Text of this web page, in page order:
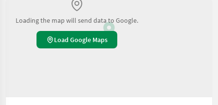
Loading the map will send data to Google.
Load Google Maps